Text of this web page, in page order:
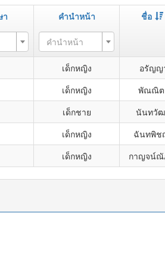
า คำนำหน้า ชื่อ
คำนำหน้า
เด็กหญิง อรัญญ
เด็กหญิง พัณณิต
เด็กชาย นันทวั
เด็กหญิง ฉันทพิช
เด็กหญิง กาญจน์ณั